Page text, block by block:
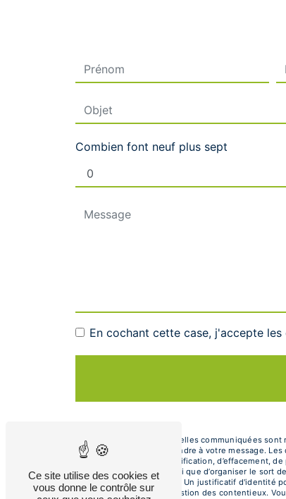
Combien font neuf plus sept
En cochant cette case, j'accepte
** Les données personnelles communiquées
dans le seul but de répondre à votre message.
de droits d’accès, de rectification, d’effacement,
autorité de contrôle, ainsi que d’organiser le sort
électronique à l'adresse . Un justificatif d'identité
fins probatoires et de gestion des contentieux.
Ce site utilise des cookies et
vous donne le contrôle sur